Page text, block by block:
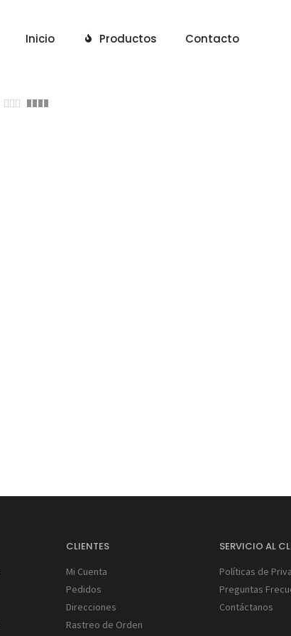
Inicio Productos Contacto
CLIENTES
Mi Cuenta
Pedidos
Direcciones
Rastreo de Orden
SERVICIO AL
Políticas de
Preguntas
Contáctanos